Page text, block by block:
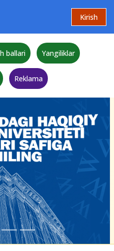
Kirish
ballari Yangiliklar
Reklama